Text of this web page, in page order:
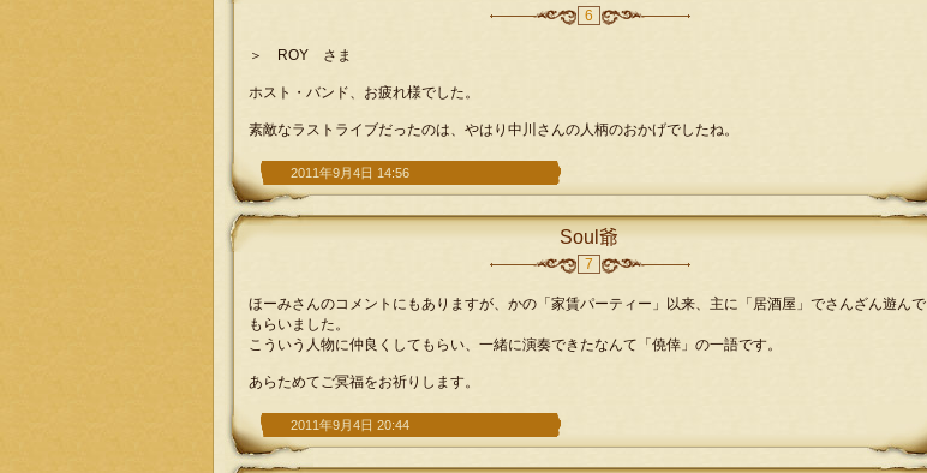
6
＞ ROY さま
ホスト・バンド、お疲れ様でした。
素敵なラストライブだったのは、やはり中川さんの人柄のおかげでしたね。
2011年9月4日 14:56
Soul爺
7
ほーみさんのコメントにもありますが、かの「家賃パーティー」以来、主に「居酒屋」でさんざん遊んで
もらいました。
こういう人物に仲良くしてもらい、一緒に演奏できたなんて「僥倖」の一語です。
あらためてご冥福をお祈りします。
2011年9月4日 20:44